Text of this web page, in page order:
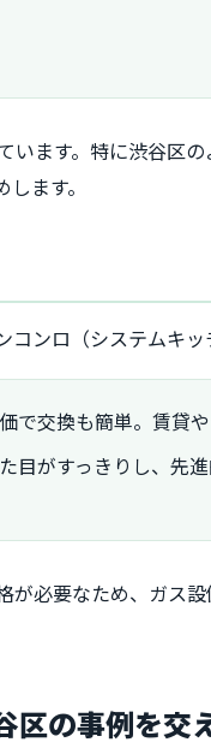
ます。特に渋谷区
ます。
ンロ（システムキッ
で交換も簡単。賃貸
目がすっきりし、先
必要なため、ガス設
区の事例を交